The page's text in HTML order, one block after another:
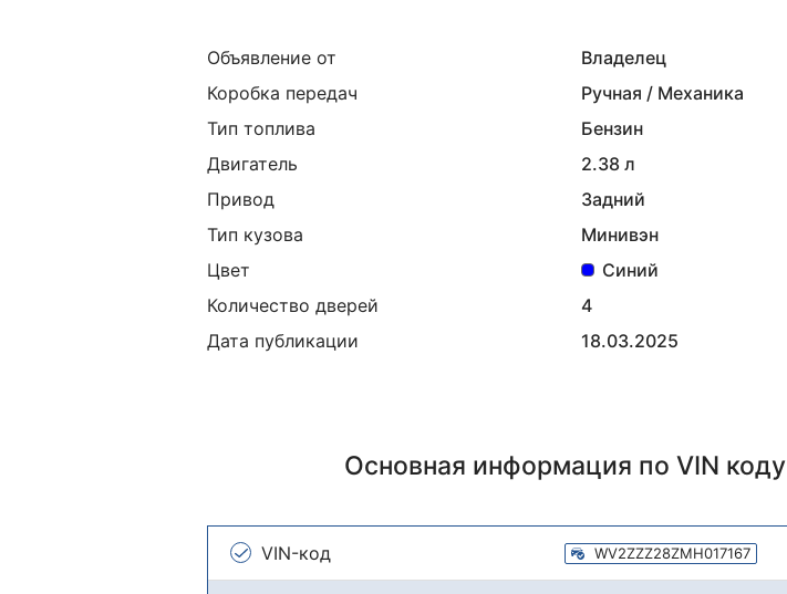
Объявление от
Владелец
Коробка передач
Ручная / Механика
Тип топлива
Бензин
Двигатель
2.38 л
Привод
Задний
Тип кузова
Минивэн
Цвет
Синий
Количество дверей
4
Дата публикации
18.03.2025
Основная информация по VIN коду
VIN-код WV2ZZZ28ZMH017167